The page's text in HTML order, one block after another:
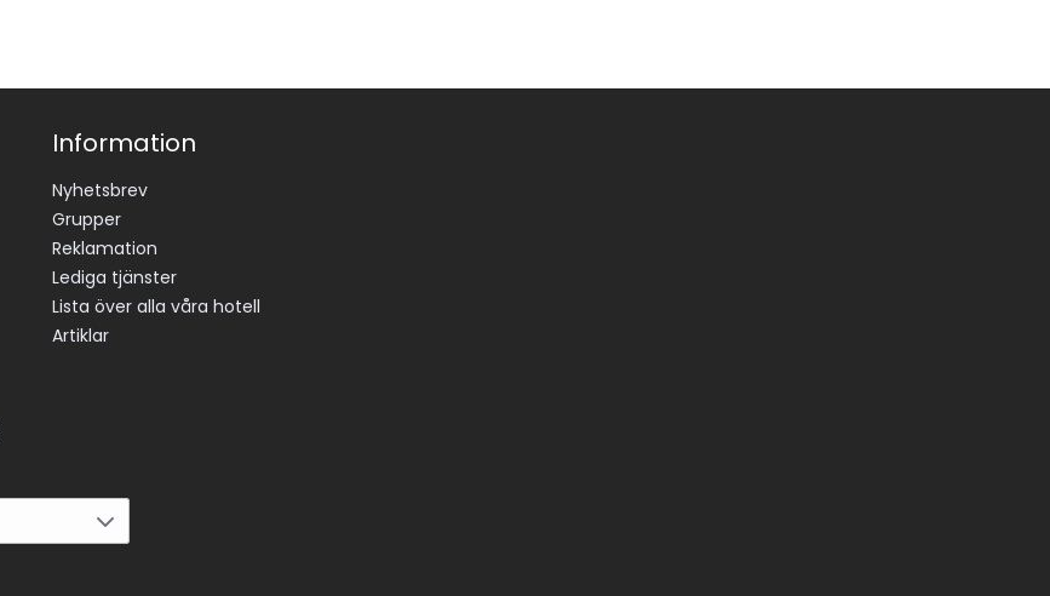
Information
Nyhetsbrev
Grupper
Reklamation
Lediga tjänster
Lista över alla våra hotell
Artiklar